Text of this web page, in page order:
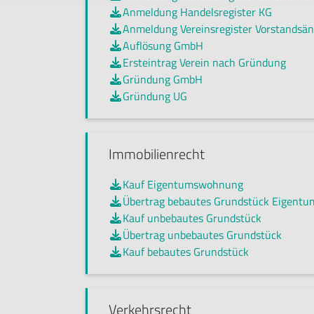
Anmeldung Handelsregister KG
Anmeldung Vereinsregister
Auflösung GmbH
Ersteintrag Verein nach Gründung
Gründung GmbH
Gründung UG
Immobilienrecht
Kauf Eigentumswohnung
Übertrag bebautes Grundstück
Kauf unbebautes Grundstück
Übertrag unbebautes Grundstück
Kauf bebautes Grundstück
Verkehrsrecht